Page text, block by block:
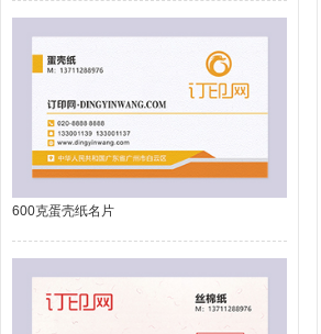
600克蛋壳纸名片